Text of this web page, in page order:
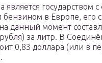
является государством
бензином в Европе, его
данный момент
за литр. В
0,83 доллара (или в